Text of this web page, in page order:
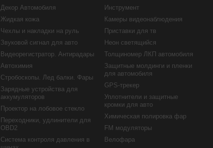
Декор Автомобиля
Жидкая кожа
Чехлы и накладки на руль
Звуковой сигнал для авто
Видеорегистратор. Антирадары
Автохимия
Стробоскопы. Лед балки. Фары
Зарядные устройства для
аккумуляторов
Проектор на лобовое стекло
Переходники, удлинители для
OBD2
Система контроля давления в
Инструмент
Камеры видеонаблюдения
Приставки для тв
Неон светящийся
Толщиномер ЛКП автомобиля
Защитные молдинги и пленки
для автомобиля
GPS-трекер
Уплотнители и защитные
кромки для авто
Химическая полировка фар
FM модуляторы
Велофара